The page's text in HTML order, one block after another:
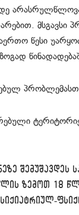
მსგავსი
წესი
შემუშავდეს
ზემოთ 18